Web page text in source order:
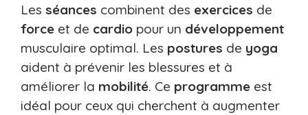
Les séances combinent des exercices de
force et de cardio pour un développement
musculaire optimal. Les postures de yoga
aident à prévenir les blessures et à
améliorer la mobilité. Ce programme est
idéal pour ceux qui cherchent à augmenter